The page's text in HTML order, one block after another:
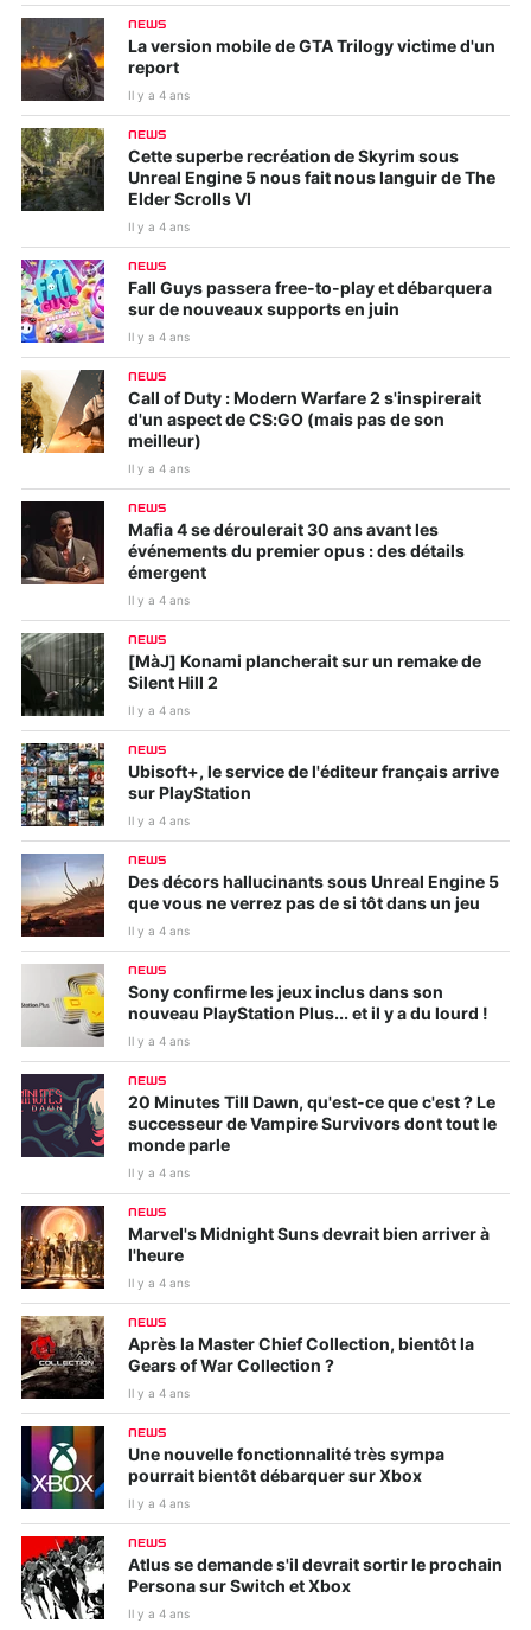
NEWS
La version mobile de GTA Trilogy victime d'un
report
Il y a 4 ans
NEWS
Cette superbe recréation de Skyrim sous
Unreal Engine 5 nous fait nous languir de The
Elder Scrolls VI
Il y a 4 ans
NEWS
Fall Guys passera free-to-play et débarquera
sur de nouveaux supports en juin
Il y a 4 ans
NEWS
Call of Duty : Modern Warfare 2 s'inspirerait
d'un aspect de CS:GO (mais pas de son
meilleur)
Il y a 4 ans
NEWS
Mafia 4 se déroulerait 30 ans avant les
événements du premier opus : des détails
émergent
Il y a 4 ans
NEWS
[MàJ] Konami plancherait sur un remake de
Silent Hill 2
Il y a 4 ans
NEWS
Ubisoft+, le service de l'éditeur français arrive
sur PlayStation
Il y a 4 ans
NEWS
Des décors hallucinants sous Unreal Engine 5
que vous ne verrez pas de si tôt dans un jeu
Il y a 4 ans
NEWS
Sony confirme les jeux inclus dans son
nouveau PlayStation Plus... et il y a du lourd !
Il y a 4 ans
NEWS
20 Minutes Till Dawn, qu'est-ce que c'est ? Le
successeur de Vampire Survivors dont tout le
monde parle
Il y a 4 ans
NEWS
Marvel's Midnight Suns devrait bien arriver à
l'heure
Il y a 4 ans
NEWS
Après la Master Chief Collection, bientôt la
Gears of War Collection ?
Il y a 4 ans
NEWS
Une nouvelle fonctionnalité très sympa
pourrait bientôt débarquer sur Xbox
Il y a 4 ans
NEWS
Atlus se demande s'il devrait sortir le prochain
Persona sur Switch et Xbox
Il y a 4 ans